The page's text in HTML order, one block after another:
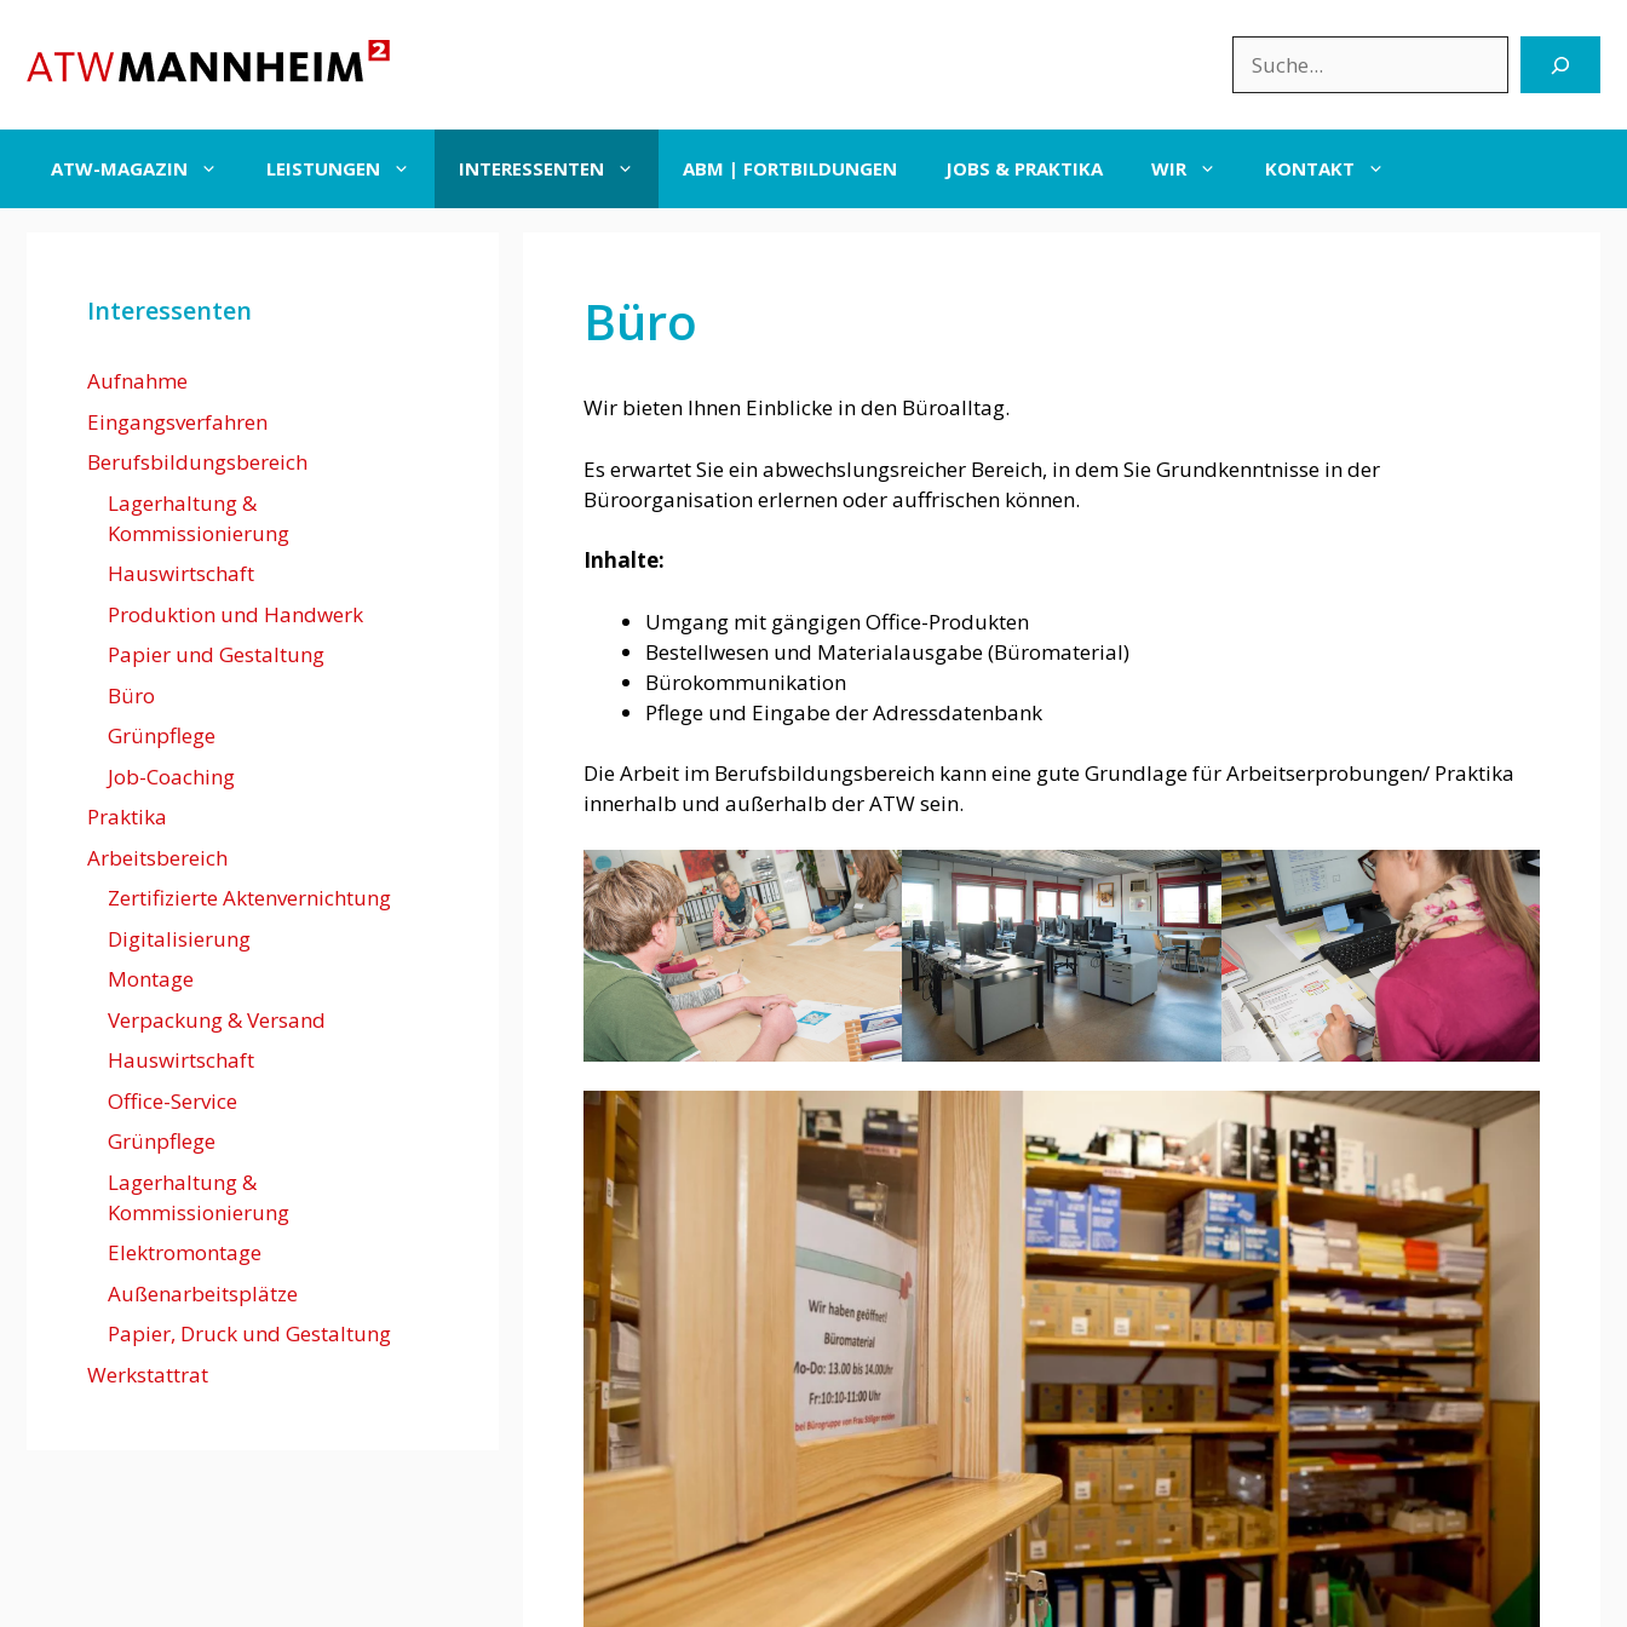
springen
ATW-MAGAZIN LEISTUNGEN INTERESSENTEN ABM | FORTBILDUNGEN JOBS & PRAKTIKA WIR KONTAKT
Büro
Wir bieten Ihnen Einblicke in den Büroalltag.
Es erwartet Sie ein abwechslungsreicher Bereich, in dem Sie Grundkenntnisse in der
Büroorganisation erlernen oder auffrischen können.
Inhalte:
Umgang mit gängigen Office-Produkten
Bestellwesen und Materialausgabe (Büromaterial)
Bürokommunikation
Pflege und Eingabe der Adressdatenbank
Die Arbeit im Berufsbildungsbereich kann eine gute Grundlage für Arbeitserprobungen/ Praktika
innerhalb und außerhalb der ATW sein.
Interessenten
Aufnahme
Eingangsverfahren
Berufsbildungsbereich
Lagerhaltung &
Kommissionierung
Hauswirtschaft
Produktion und Handwerk
Papier und Gestaltung
Büro
Grünpflege
Job-Coaching
Praktika
Arbeitsbereich
Zertifizierte Aktenvernichtung
Digitalisierung
Montage
Verpackung & Versand
Hauswirtschaft
Office-Service
Grünpflege
Lagerhaltung &
Kommissionierung
Elektromontage
Außenarbeitsplätze
Papier, Druck und Gestaltung
Werkstattrat